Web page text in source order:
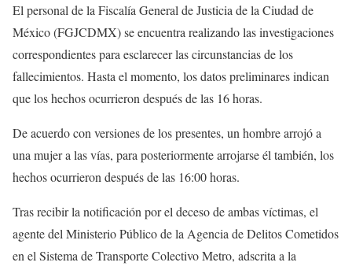
El personal de la Fiscalía General de Justicia de la Ciudad de
México (FGJCDMX) se encuentra realizando las investigaciones
correspondientes para esclarecer las circunstancias de los
fallecimientos. Hasta el momento, los datos preliminares indican
que los hechos ocurrieron después de las 16 horas.
De acuerdo con versiones de los presentes, un hombre arrojó a
una mujer a las vías, para posteriormente arrojarse él también, los
hechos ocurrieron después de las 16:00 horas.
Tras recibir la notificación por el deceso de ambas víctimas, el
agente del Ministerio Público de la Agencia de Delitos Cometidos
en el Sistema de Transporte Colectivo Metro, adscrita a la